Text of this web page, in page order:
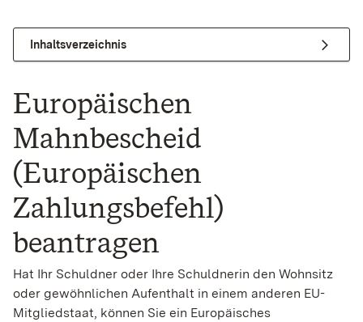
Inhaltsverzeichnis
Europäischen
Mahnbescheid
(Europäischen
Zahlungsbefehl)
beantragen
Hat Ihr Schuldner oder Ihre Schuldnerin den Wohnsitz
oder gewöhnlichen Aufenthalt in einem anderen EU-
Mitgliedstaat, können Sie ein Europäisches